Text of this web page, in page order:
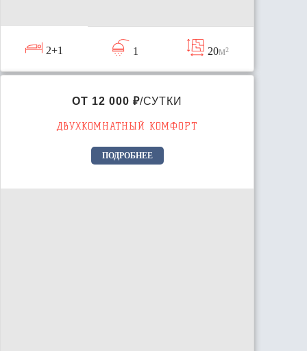
2+1 1 20м²
ОТ 12 000 ₽/СУТКИ
ДВУХКОМНАТНЫЙ КОМФОРТ
ПОДРОБНЕЕ